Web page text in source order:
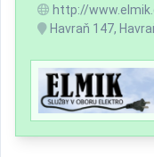
http://
Havraň 147,